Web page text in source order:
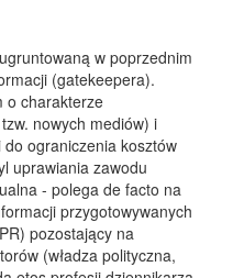
w poprzednim
(gatekeepera).
o charakterze
nowych mediów) i
ograniczenia kosztów
uprawiania zawodu
- polega de facto na
przygotowywanych
pozostający na
(władza polityczna,